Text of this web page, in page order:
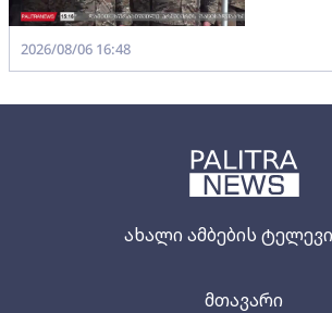
ახალი ამბების
მთავარი
2026/08/06 16:48